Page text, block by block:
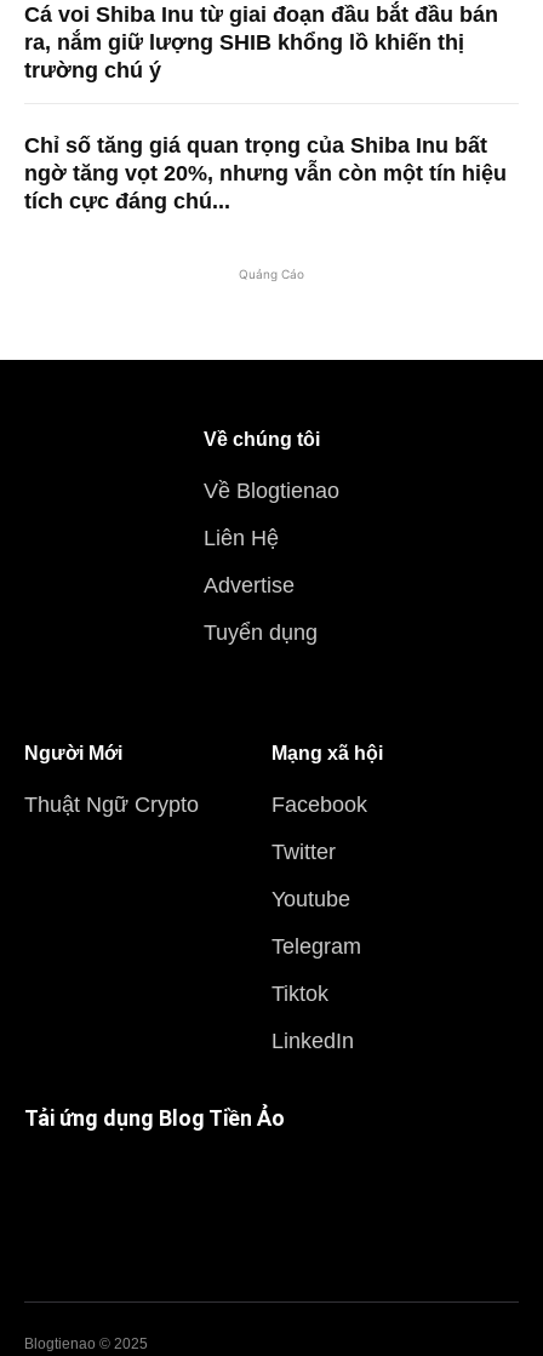
Cá voi Shiba Inu từ giai đoạn đầu bắt đầu bán
ra, nắm giữ lượng SHIB khổng lồ khiến thị
trường chú ý
Chỉ số tăng giá quan trọng của Shiba Inu bất
ngờ tăng vọt 20%, nhưng vẫn còn một tín hiệu
tích cực đáng chú...
Quảng Cáo
Về chúng tôi
Về Blogtienao
Liên Hệ
Advertise
Tuyển dụng
Người Mới
Thuật Ngữ Crypto
Mạng xã hội
Facebook
Twitter
Youtube
Telegram
Tiktok
LinkedIn
Tải ứng dụng Blog Tiền Ảo
Blogtienao © 2025